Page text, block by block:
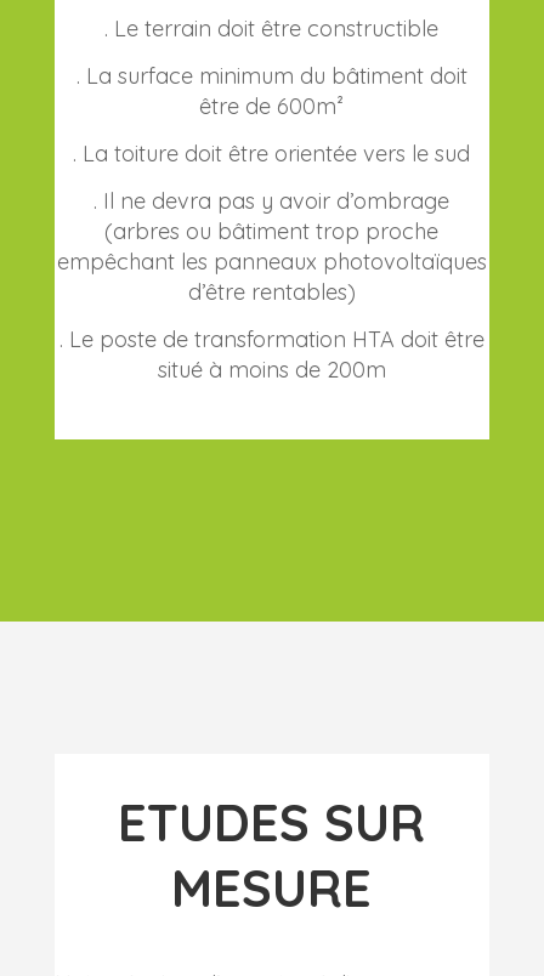
. Le terrain doit être constructible
. La surface minimum du bâtiment doit
être de 600m²
. La toiture doit être orientée vers le sud
. Il ne devra pas y avoir d’ombrage
(arbres ou bâtiment trop proche
empêchant les panneaux photovoltaïques
d’être rentables)
. Le poste de transformation HTA doit être
situé à moins de 200m
ETUDES SUR
MESURE